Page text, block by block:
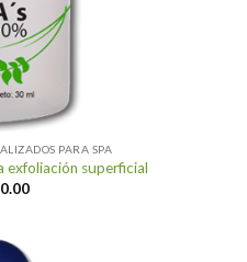
PARA SPA
exfoliación superficial